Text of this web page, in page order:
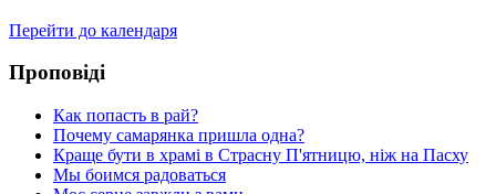
Перейти до календаря
Проповіді
Как попасть в рай?
Почему самарянка пришла одна?
Краще бути в храмі в Страсну П'ятницю, ніж на Пасху
Мы боимся радоваться